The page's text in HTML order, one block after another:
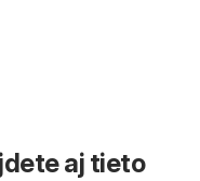
aj tieto